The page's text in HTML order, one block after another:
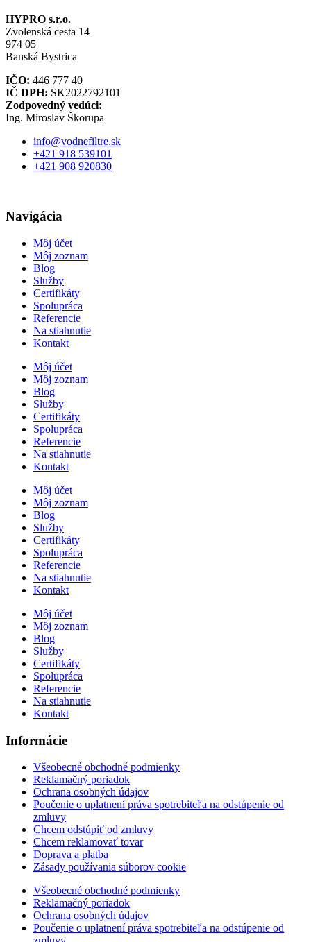
HYPRO s.r.o.
Zvolenská cesta 14
974 05
Banská Bystrica
IČO: 446 777 40
IČ DPH: SK2022792101
Zodpovedný vedúci:
Ing. Miroslav Škorupa
info@vodnefiltre.sk
+421 918 539101
+421 908 920830
Navigácia
Môj účet
Môj zoznam
Blog
Služby
Certifikáty
Spolupráca
Referencie
Na stiahnutie
Kontakt
Môj účet
Môj zoznam
Blog
Služby
Certifikáty
Spolupráca
Referencie
Na stiahnutie
Kontakt
Môj účet
Môj zoznam
Blog
Služby
Certifikáty
Spolupráca
Referencie
Na stiahnutie
Kontakt
Môj účet
Môj zoznam
Blog
Služby
Certifikáty
Spolupráca
Referencie
Na stiahnutie
Kontakt
Informácie
Všeobecné obchodné podmienky
Reklamačný poriadok
Ochrana osobných údajov
Poučenie o uplatnení práva spotrebiteľa na odstúpenie od
zmluvy
Chcem odstúpiť od zmluvy
Chcem reklamovať tovar
Doprava a platba
Zásady používania súborov cookie
Všeobecné obchodné podmienky
Reklamačný poriadok
Ochrana osobných údajov
Poučenie o uplatnení práva spotrebiteľa na odstúpenie od